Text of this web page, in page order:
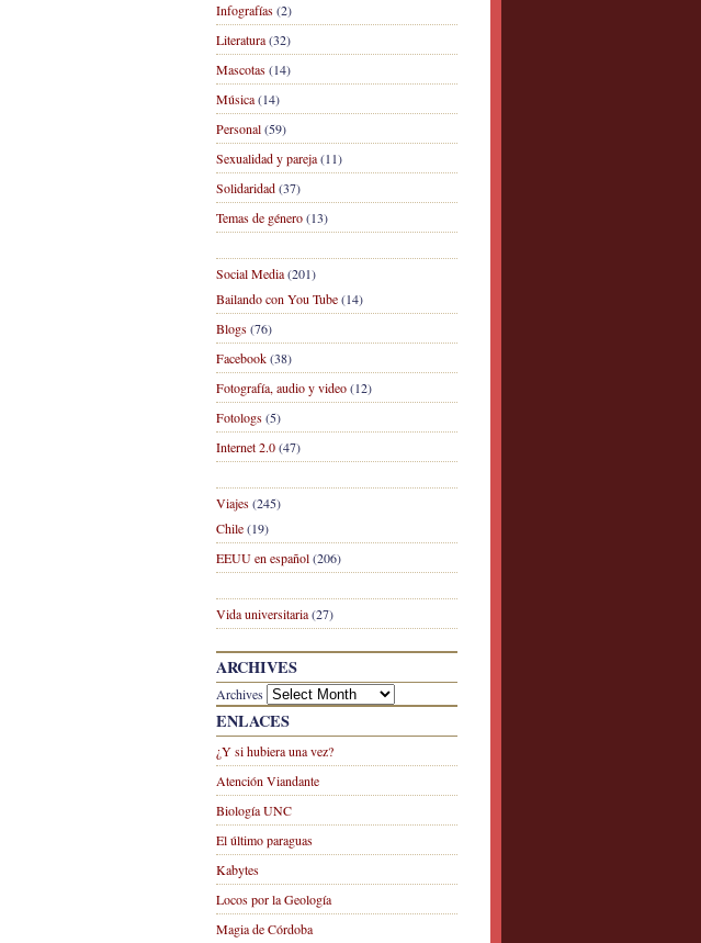
Infografías(2)
Literatura(32)
Mascotas(14)
Música(14)
Personal(59)
Sexualidad y pareja(11)
Solidaridad(37)
Temas de género(13)
Social Media(201)
Bailando con You Tube(14)
Blogs(76)
Facebook(38)
Fotografía, audio y video(12)
Fotologs(5)
Internet 2.0(47)
Viajes(245)
Chile(19)
EEUU en español(206)
Vida universitaria(27)
ARCHIVES
Archives
ENLACES
¿Y si hubiera una vez?
Atención Viandante
Biología UNC
El último paraguas
Kabytes
Locos por la Geología
Magia de Córdoba